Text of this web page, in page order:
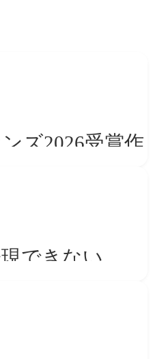
ズ2026受賞作
ンド体験」
できない